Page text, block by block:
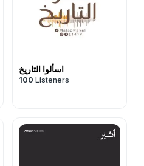
اسألوا التاريخ
100 Listeners